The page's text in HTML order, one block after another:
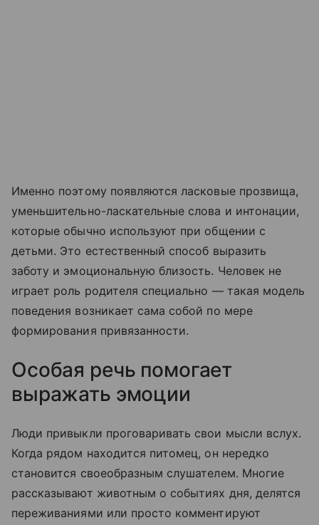
Именно поэтому появляются ласковые прозвища,
уменьшительно-ласкательные слова и интонации,
которые обычно используют при общении с
детьми. Это естественный способ выразить
заботу и эмоциональную близость. Человек не
играет роль родителя специально — такая модель
поведения возникает сама собой по мере
формирования привязанности.
Особая речь помогает
выражать эмоции
Люди привыкли проговаривать свои мысли вслух.
Когда рядом находится питомец, он нередко
становится своеобразным слушателем. Многие
рассказывают животным о событиях дня, делятся
переживаниями или просто комментируют